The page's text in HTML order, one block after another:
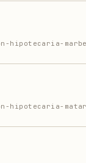
hipotecaria-
hipotecaria-